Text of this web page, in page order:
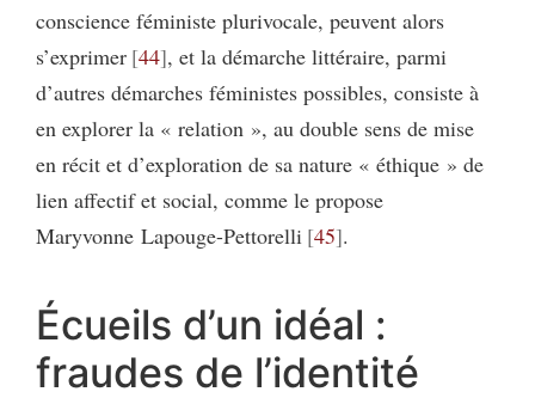
conscience féministe plurivocale, peuvent alors
s’exprimer 44 , et la démarche littéraire, parmi
d’autres démarches féministes possibles, consiste à
en explorer la « relation », au double sens de mise
en récit et d’exploration de sa nature « éthique » de
lien affectif et social, comme le propose
Maryvonne Lapouge-Pettorelli 45 .
Écueils d’un idéal :
fraudes de l’identité